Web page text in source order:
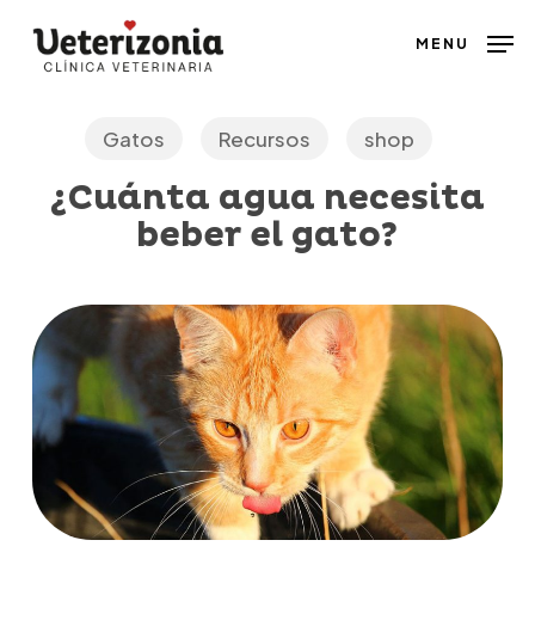
MENU
Gatos Recursos shop
¿Cuánta agua necesita
beber el gato?